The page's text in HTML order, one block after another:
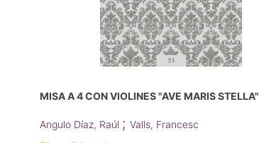
MISA A 4 CON VIOLINES "AVE MARIS STELLA"
Angulo Díaz, Raúl ; Valls, Francesc